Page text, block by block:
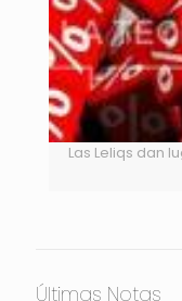
Las Leliqs dan
Últimas Notas